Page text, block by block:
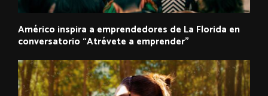
Américo inspira a emprendedores de La Florida en
conversatorio “Atrévete a emprender”